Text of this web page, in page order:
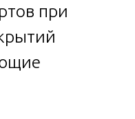
при